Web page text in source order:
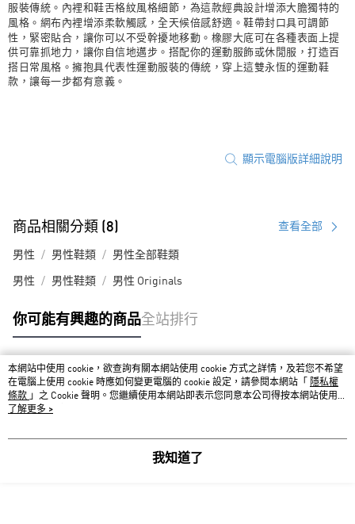
服裝傳統。內裡和鞋舌格紋風格細節，為這款經典設計增添大膽獨特的
風格。網布內裡增添柔軟觸感，全天候倍感舒適。鞋帶封口具可調節
性，緊密貼合，讓你可以不受幹擾地移動。橡膠大底可在各種表面上提
供可靠抓地力，讓你自信地邁步。搭配你的運動服飾或休閒服，打造百
搭日常風格。擁抱具代表性運動服裝的傳統，穿上這雙永恆的運動鞋
款，讓每一步都有意義。
顯示電腦版詳細說明
商品相關分類 (8) 查看全部
男性 男性鞋類 男性全部鞋類
男性 男性鞋類 男性 Originals
你可能有興趣的商品全站排行
熱門標籤
本網站中使用 cookie，欲查詢有關本網站使用 cookie 方式之詳情，及若您不希望
在電腦上使用 cookie 時應如何變更電腦的 cookie 設定，請參閱本網站「
隱私權
條款 」之 Cookie 聲明。您繼續使用本網站即表示您同意本公司得按本網站使用條
款之 Cookie 聲明使用 cookie。
了解更多 >
我知道了